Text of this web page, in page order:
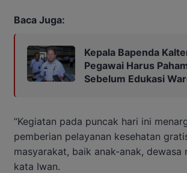
Baca Juga:
Kepala Bapenda
Pegawai Harus
Sebelum Edukasi
“Kegiatan pada puncak hari ini
pemberian pelayanan kesehatan
masyarakat, baik anak-anak, dewasa
kata Iwan.